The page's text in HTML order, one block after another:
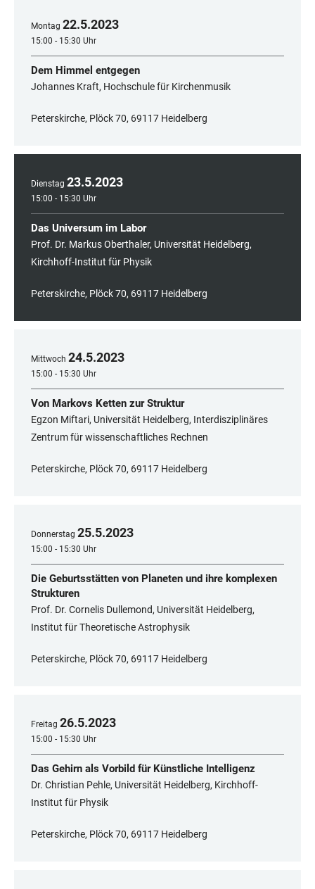
Montag 22.5.2023
15:00 - 15:30 Uhr
Dem Himmel entgegen
Johannes Kraft, Hochschule für Kirchenmusik
Peterskirche, Plöck 70, 69117 Heidelberg
Dienstag 23.5.2023
15:00 - 15:30 Uhr
Das Universum im Labor
Prof. Dr. Markus Oberthaler, Universität Heidelberg,
Kirchhoff-Institut für Physik
Peterskirche, Plöck 70, 69117 Heidelberg
Mittwoch 24.5.2023
15:00 - 15:30 Uhr
Von Markovs Ketten zur Struktur
Egzon Miftari, Universität Heidelberg, Interdisziplinäres
Zentrum für wissenschaftliches Rechnen
Peterskirche, Plöck 70, 69117 Heidelberg
Donnerstag 25.5.2023
15:00 - 15:30 Uhr
Die Geburtsstätten von Planeten und ihre komplexen
Strukturen
Prof. Dr. Cornelis Dullemond, Universität Heidelberg,
Institut für Theoretische Astrophysik
Peterskirche, Plöck 70, 69117 Heidelberg
Freitag 26.5.2023
15:00 - 15:30 Uhr
Das Gehirn als Vorbild für Künstliche Intelligenz
Dr. Christian Pehle, Universität Heidelberg, Kirchhoff-
Institut für Physik
Peterskirche, Plöck 70, 69117 Heidelberg